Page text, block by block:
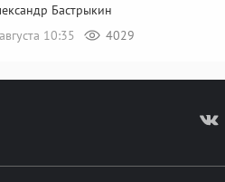
Бастрыкин
10:35
4029